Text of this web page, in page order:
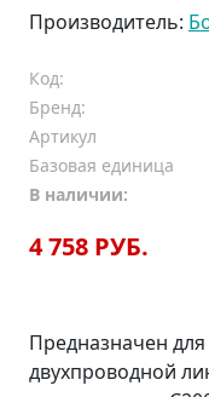
Производитель:
Код:
Бренд:
Артикул
Базовая единица
В наличии:
4 758 РУБ.
Предназначен
двухпроводной